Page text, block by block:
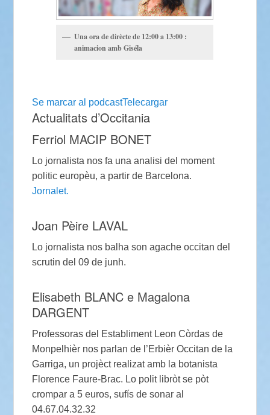
Una ora de dirècte de 12:00 a 13:00 :
animacion amb Giséla
Se marcar al podcastTelecargar
Actualitats d’Occitania
Ferriol MACIP BONET
Lo jornalista nos fa una analisi del moment
politic europèu, a partir de Barcelona.
Jornalet.
Joan Pèire LAVAL
Lo jornalista nos balha son agache occitan del
scrutin del 09 de junh.
Elisabeth BLANC e Magalona
DARGENT
Professoras del Establiment Leon Còrdas de
Monpelhièr nos parlan de l’Erbièr Occitan de la
Garriga, un projèct realizat amb la botanista
Florence Faure-Brac. Lo polit libròt se pòt
crompar a 5 euros, sufís de sonar al
04.67.04.32.32